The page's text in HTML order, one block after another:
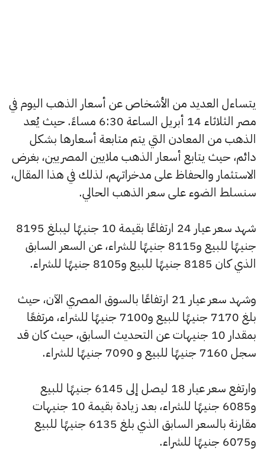
يتساءل العديد من الأشخاص عن أسعار الذهب اليوم في
مصر الثلاثاء 14 أبريل الساعة 6:30 مساءً. حيث يُعد
الذهب من المعادن التي يتم متابعة أسعارها بشكل
دائم، حيث يتابع أسعار الذهب ملايين المصريين، بغرض
الاستثمار والحفاظ على مدخراتهم، لذلك في هذا المقال،
سنسلط الضوء على سعر الذهب الحالي.
شهد سعر عيار 24 ارتفاعًا بقيمة 10 جنيهًا ليبلغ 8195
جنيهًا للبيع و8115 جنيهًا للشراء، عن السعر السابق
الذي كان 8185 جنيهًا للبيع و8105 جنيهًا للشراء.
وشهد سعر عيار 21 ارتفاعًا بالسوق المصري الآن، حيث
بلغ 7170 جنيهًا للبيع و7100 جنيهًا للشراء، مرتفعًا
بمقدار 10 جنيهات عن التحديث السابق، حيث كان قد
سجل 7160 جنيهًا للبيع و 7090 جنيهًا للشراء.
وارتفع سعر عيار 18 ليصل إلى 6145 جنيهًا للبيع
و6085 جنيهًا للشراء، بعد زيادة بقيمة 10 جنيهات
مقارنة بالسعر السابق الذي بلغ 6135 جنيهًا للبيع
و6075 جنيهًا للشراء.